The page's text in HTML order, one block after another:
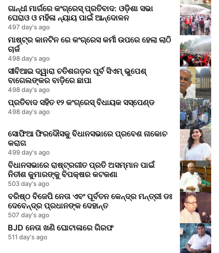
ଗାନ୍ଧୀ ମାର୍ଗରେ କଂଗ୍ରେସ୍ ପ୍ରତିବାଦ: ଓଡ଼ିଶା ସଭା
ଘେରାଓ ଓ ମହିଳା ନ୍ୟାୟ ପାଇଁ ଆନ୍ଦୋଳନ
497 day's ago
ମାଷ୍ଟ୍ର କାନଟିନ ରେ କଂଗ୍ରେସ କର୍ମୀ ଉପରେ ହେଲା ଲାଠି
ଚାର୍ଜ
498 day's ago
ସୀବିଆଇ ଦ୍ୱାରା ଚତିଶଗଡ଼ର ପୂର୍ବ ସିଏମ୍ ଭୁପେଶ୍
ବାଗେଲଙ୍କର ବାଡ଼ିରେ ଛାପା
498 day's ago
ପ୍ରତିବାଦ ସହିତ ୧୨ କଂଗ୍ରେସ୍ ବିଧାୟକ ସସ୍ପେଣ୍ଡ
498 day's ago
ସୋଫିଆ ଫିରଦୌସକୁ ବିଧାନସଭାରେ ପ୍ରବେଶ ନାକୋଚ
କରାଗ
499 day's ago
ବିଧାନସଭାରେ ରାଷ୍ଟ୍ରଗୀତ ପ୍ରତି ଅସମ୍ମାନ ପାଇଁ
ନିତୀଶ କୁମାରଙ୍କୁ ବିପକ୍ଷର କଟକଣା
503 day's ago
ବରିଷ୍ଠ ବିଜେପି ନେତା ଏବଂ ପୂର୍ବତନ କେନ୍ଦ୍ର ମନ୍ତ୍ରୀ ଡଃ
ଦେବେନ୍ଦ୍ର ପ୍ରଧାନଙ୍କ ଦେହାନ୍ତ
507 day's ago
BJD ନେତା ଖଣି ଘୋଟାଳାରେ ଗିରଫ
511 day's ago